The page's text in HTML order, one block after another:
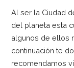
Al ser la Ciudad
del planeta esta
algunos de ellos
continuación te
recomendamos